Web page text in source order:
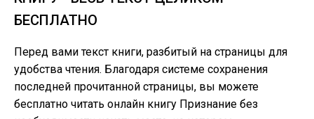
БЕСПЛАТНО
Перед вами текст книги, разбитый на страницы для
удобства чтения. Благодаря системе сохранения
последней прочитанной страницы, вы можете
бесплатно читать онлайн книгу Признание без